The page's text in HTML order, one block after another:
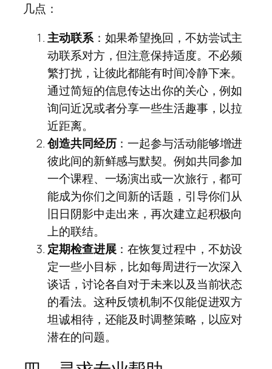
几点：
主动联系：如果希望挽回，不妨尝试主
动联系对方，但注意保持适度。不必频
繁打扰，让彼此都能有时间冷静下来。
通过简短的信息传达出你的关心，例如
询问近况或者分享一些生活趣事，以拉
近距离。
创造共同经历：一起参与活动能够增进
彼此间的新鲜感与默契。例如共同参加
一个课程、一场演出或一次旅行，都可
能成为你们之间新的话题，引导你们从
旧日阴影中走出来，再次建立起积极向
上的联结。
定期检查进展：在恢复过程中，不妨设
定一些小目标，比如每周进行一次深入
谈话，讨论各自对于未来以及当前状态
的看法。这种反馈机制不仅能促进双方
坦诚相待，还能及时调整策略，以应对
潜在的问题。